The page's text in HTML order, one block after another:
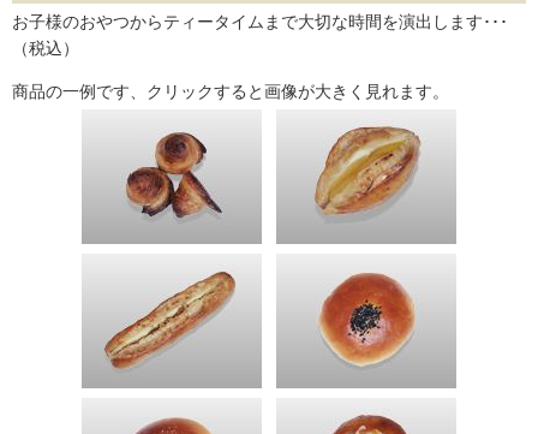
お子様のおやつからティータイムまで大切な時間を演出します･･･
（税込）
商品の一例です、クリックすると画像が大きく見れます。